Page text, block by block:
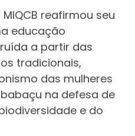
reafirmou seu
educação
a partir das
tradicionais,
das mulheres
na defesa de
e do